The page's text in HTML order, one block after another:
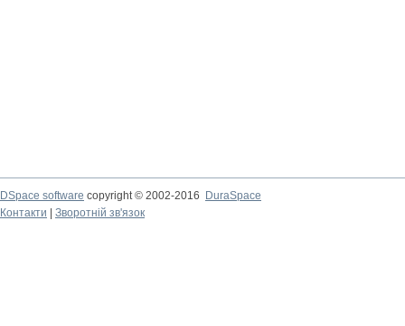
DSpace software copyright © 2002-2016
DuraSpace
Контакти
Зворотній зв'язок